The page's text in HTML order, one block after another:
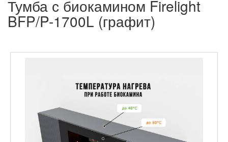
Тумба с биокамином Firelight
BFP/P-1700L (графит)